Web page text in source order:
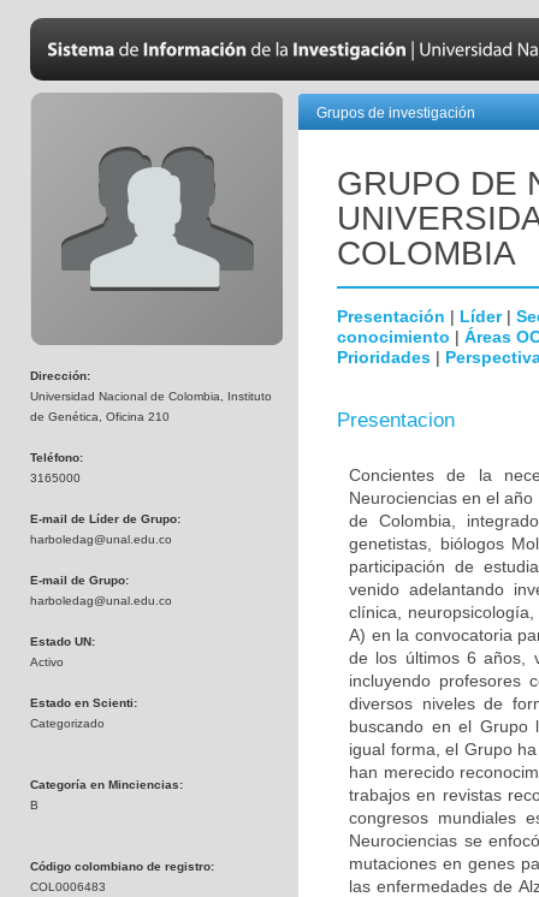
Dirección:
Universidad Nacional de Colombia, Instituto
de Genética, Oficina 210
Teléfono:
3165000
E-mail de Líder de Grupo:
harboledag@unal.edu.co
E-mail de Grupo:
harboledag@unal.edu.co
Estado UN:
Activo
Estado en Scienti:
Categorizado
Categoría en Minciencias:
B
Código colombiano de registro:
COL0006483
Grupos de investigación
GRUPO DE
COLOMBIA
Presentación | Líder|
conocimiento | Áreas
Prioridades |
Presentacion
Concientes de la
Neurociencias en el
de Colombia,
genetistas, biólogos
participación de
venido adelantando
clínica,
A) en la convocatoria
de los últimos 6 años,
incluyendo profesores
diversos niveles de
buscando en el Grupo
igual forma, el Grupo
han merecido
trabajos en revistas
congresos mundiales
Neurociencias se
mutaciones en genes
las enfermedades de